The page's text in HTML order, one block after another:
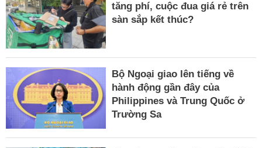
tăng phí, cuộc đua giá rẻ trên
sàn sắp kết thúc?
Bộ Ngoại giao lên tiếng về
hành động gần đây của
Philippines và Trung Quốc ở
Trường Sa